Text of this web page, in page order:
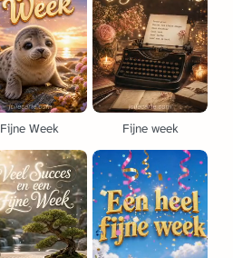
Fijne Week Fijne week